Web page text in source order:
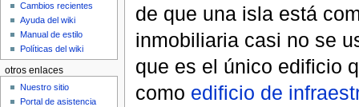
de que una isla está
inmobiliaria casi no se
que es el único edificio
como edificio de
Cambios recientes
Ayuda del wiki
Manual de estilo
Políticas del wiki
otros enlaces
Nuestro sitio
Portal de asistencia